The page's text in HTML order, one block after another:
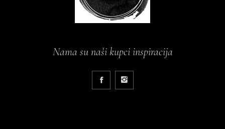
Nama su naši kupci inspiracija